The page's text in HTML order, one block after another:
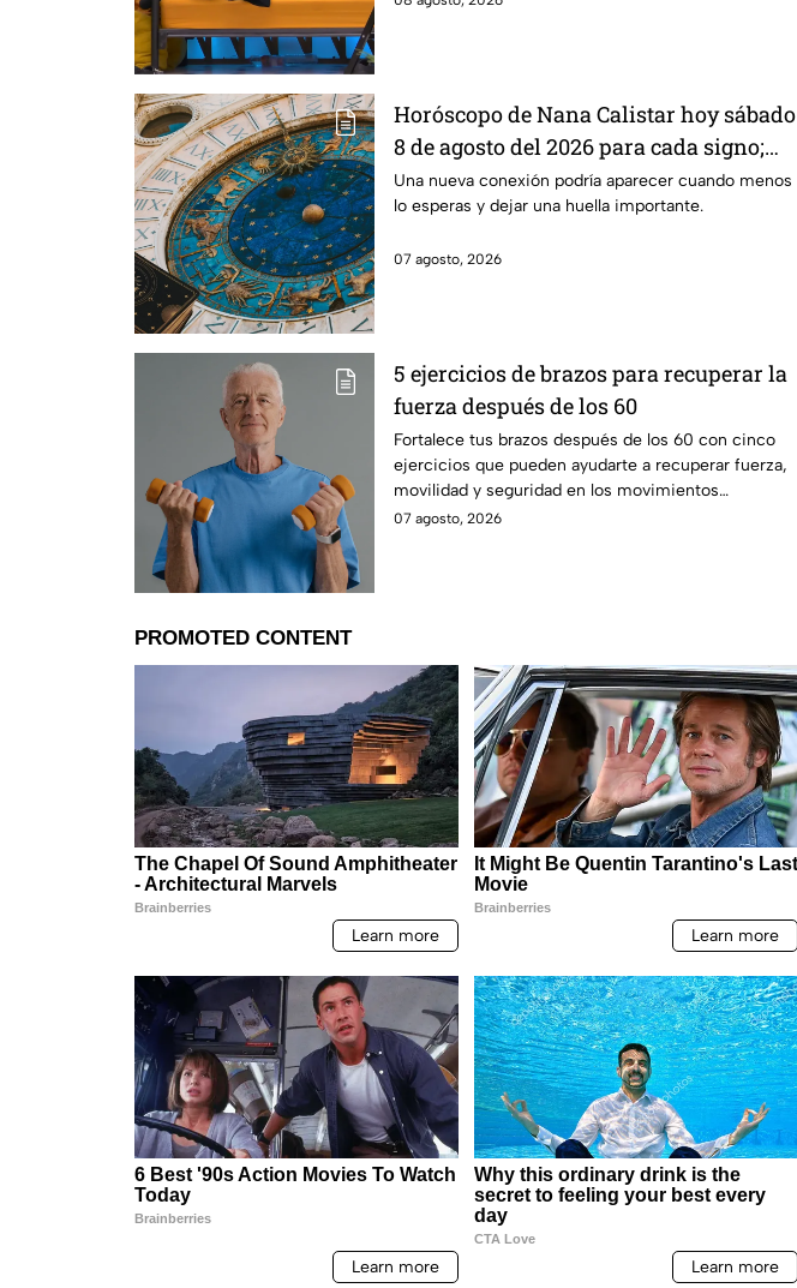
Horóscopo de Nana Calistar hoy sábado
8 de agosto del 2026 para cada signo;
una conexión inesperada podría
transformar tus próximos días
Una nueva conexión podría aparecer cuando menos
lo esperas y dejar una huella importante.
07 agosto, 2026
5 ejercicios de brazos para recuperar la
fuerza después de los 60
Fortalece tus brazos después de los 60 con cinco
ejercicios que pueden ayudarte a recuperar fuerza,
movilidad y seguridad en los movimientos
cotidianos.
07 agosto, 2026